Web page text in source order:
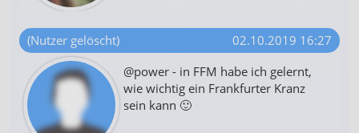
(Nutzer gelöscht)
02.10.2019 16:27
@power - in FFM habe ich gelernt,
wie wichtig ein Frankfurter Kranz
sein kann 🙂